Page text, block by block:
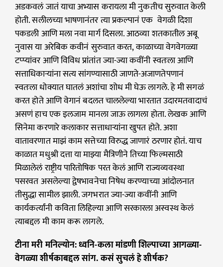
अडकवलं जातं याचा अभ्यास करायला मी नुकतीच सुरुवात केली
होती. सलीलच्या भाषणानंतर त्या प्रकल्पानं एक वेगळी दिशा
पकडली आणि मला नवा मार्ग दिसला. आठव्या शतकातील अबू
नुवास या अरेबिक कवीनं सुरुवात करत, काळाच्या वेगवेगळ्या
टप्प्यांवर आणि विविध प्रांतांत ज्या-ज्या कवींनी स्वतःला आणि
सत्ताधिकाऱ्यांना सत्य सांगण्यासाठी जाणते-अजाणतेपणानं
स्वतःला धोक्यात घातलं अशांचा शोध मी घेऊ लागले. हे मी सगळं
करत होते आणि वेगानं बदलत चाललेल्या भारतात उदारमतवादाचं
असणं हाच एक इलजाम मानला जाऊ लागला होता. लेखक आणि
सिनेमा करणारे कलाकार सत्ताधाऱ्यांना खुपत होते. अशा
वातावरणात माझं काम सत्तेच्या विरुद्ध जाणारं ठरणार होतं. याच
काळात मधुश्री दत्ता या माझ्या मैत्रिणीने तिच्या फिल्मसाठी
मिळालेलं राष्ट्रीय पारितोषिक परत केलं आणि राज्यव्यवस्था
पसरवत असलेल्या द्वेषभावनेचा निषेध करण्याच्या आंदोलनात
तीसुद्धा सामील झाली. जगभरात ज्या-ज्या कवींनी आणि
कार्यकर्त्यांनी कविता लिहिल्या आणि सरकारला अस्वस्थ केलं
त्याबद्दल मी काम करू लागले.
टीना मरी मनिल्योन: ध्वनि-कला मांडणी शिल्पाच्या आगळ्या-
वेगळ्या शीर्षकाबद्दल सांग. कसं सुचलं हे शीर्षक?